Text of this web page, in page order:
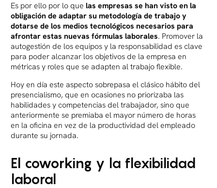
Es por ello por lo que las empresas se han visto en la
obligación de adaptar su metodología de trabajo y
dotarse de los medios tecnológicos necesarios para
afrontar estas nuevas fórmulas laborales. Promover la
autogestión de los equipos y la responsabilidad es clave
para poder alcanzar los objetivos de la empresa en
métricas y roles que se adapten al trabajo flexible.
Hoy en día este aspecto sobrepasa el clásico hábito del
presencialismo, que en ocasiones no priorizaba las
habilidades y competencias del trabajador, sino que
anteriormente se premiaba el mayor número de horas
en la oficina en vez de la productividad del empleado
durante su jornada.
El coworking y la flexibilidad
laboral